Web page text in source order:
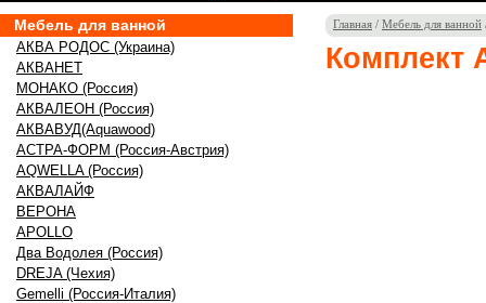
Мебель для ванной
АКВА РОДОС (Украина)
АКВАНЕТ
МОНАКО (Россия)
АКВАЛЕОН (Россия)
АКВАВУД(Aquawood)
АСТРА-ФОРМ (Россия-Австрия)
AQWELLA (Россия)
АКВАЛАЙФ
ВЕРОНА
APOLLO
Два Водолея (Россия)
DREJA (Чехия)
Gemelli (Россия-Италия)
Главная / Мебель для ванной
Комплект